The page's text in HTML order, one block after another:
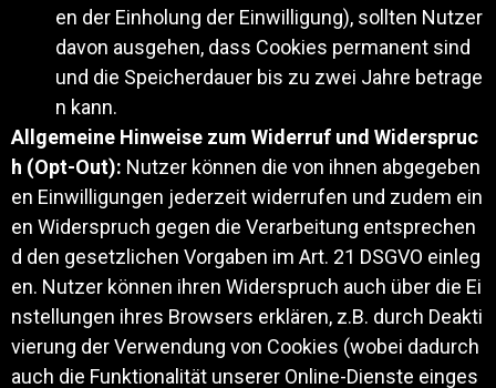
en der Einholung der Einwilligung), sollten Nutzer
davon ausgehen, dass Cookies permanent sind
und die Speicherdauer bis zu zwei Jahre betrage
n kann.
Allgemeine Hinweise zum Widerruf und Widerspruc
h (Opt-Out): Nutzer können die von ihnen abgegeben
en Einwilligungen jederzeit widerrufen und zudem ein
en Widerspruch gegen die Verarbeitung entsprechen
d den gesetzlichen Vorgaben im Art. 21 DSGVO einleg
en. Nutzer können ihren Widerspruch auch über die Ei
nstellungen ihres Browsers erklären, z.B. durch Deakti
vierung der Verwendung von Cookies (wobei dadurch
auch die Funktionalität unserer Online-Dienste einges